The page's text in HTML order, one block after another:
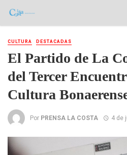
CULTURA DESTACADAS
El Partido de La
del Tercer
Cultura
Por PRENSA LA COSTA 4 de